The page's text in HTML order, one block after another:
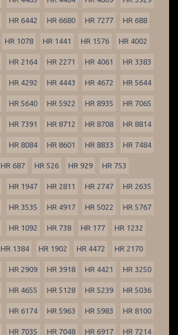
HR 6442 HR 6680 HR 7277 HR 688
HR 1078 HR 1441 HR 1576 HR 4002
HR 2164 HR 2271 HR 4061 HR 3383
HR 4292 HR 4443 HR 4672 HR 5644
HR 5640 HR 5922 HR 8935 HR 7065
HR 7391 HR 8712 HR 8708 HR 8814
HR 8084 HR 8601 HR 8833 HR 7484
HR 687 HR 526 HR 929 HR 753
HR 1947 HR 2811 HR 2747 HR 2635
HR 3535 HR 4917 HR 5022 HR 5767
HR 1092 HR 738 HR 177 HR 1232
HR 1384 HR 1902 HR 4472 HR 2170
HR 2909 HR 3918 HR 4421 HR 3250
HR 4655 HR 5128 HR 5239 HR 5036
HR 6174 HR 5963 HR 5983 HR 8100
HR 7035 HR 7048 HR 6917 HR 7214